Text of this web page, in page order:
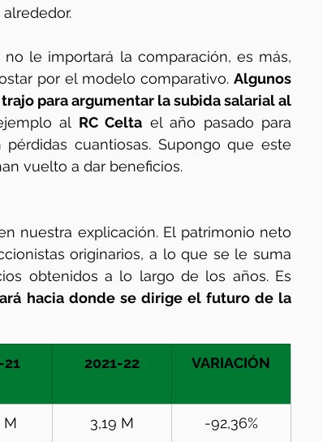
le importará la comparación, es más,
por el modelo comparativo. Algunos
para argumentar la subida salarial al
al RC Celta el año pasado para
cuantiosas. Supongo que este
vuelto a dar beneficios.
nuestra explicación. El patrimonio neto
originarios, a lo que se le suma
obtenidos a lo largo de los años. Es
hacia donde se dirige el futuro de la
21 2021-22 VARIACIÓN
M 3,19 M -92,36%